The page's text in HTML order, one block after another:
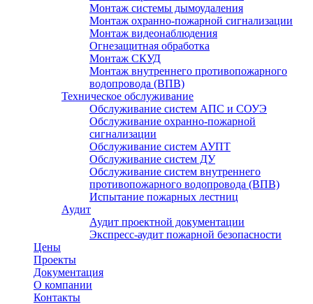
Монтаж системы дымоудаления
Монтаж охранно-пожарной сигнализации
Монтаж видеонаблюдения
Огнезащитная обработка
Монтаж СКУД
Монтаж внутреннего противопожарного
водопровода (ВПВ)
Техническое обслуживание
Обслуживание систем АПС и СОУЭ
Обслуживание охранно-пожарной
сигнализации
Обслуживание систем АУПТ
Обслуживание систем ДУ
Обслуживание систем внутреннего
противопожарного водопровода (ВПВ)
Испытание пожарных лестниц
Аудит
Аудит проектной документации
Экспресс-аудит пожарной безопасности
Цены
Проекты
Документация
О компании
Контакты